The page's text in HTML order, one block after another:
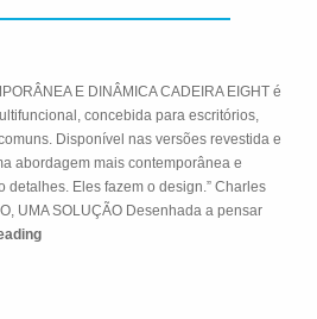
E DINÂMICA CADEIRA EIGHT é
concebida para escritórios,
Disponível nas versões revestida e
abordagem mais contemporânea e
detalhes. Eles fazem o design.” Charles
UMA SOLUÇÃO Desenhada a pensar